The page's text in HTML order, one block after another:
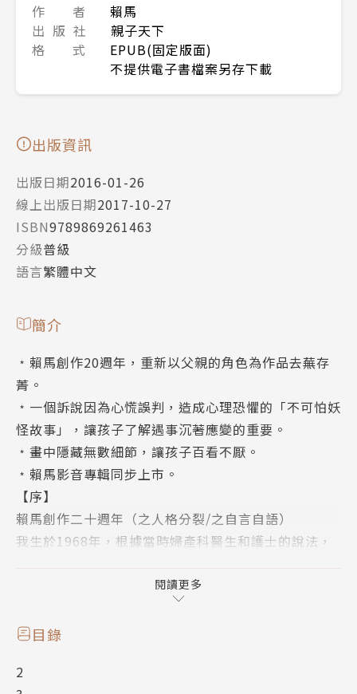
作 者
賴馬
出 版 社
親子天下
格 式
EPUB(固定版面)
不提供電子書檔案另存下載
出版資訊
出版日期2016-01-26
線上出版日期2017-10-27
ISBN9789869261463
分級普級
語言繁體中文
簡介
﹡賴馬創作20週年，重新以父親的角色為作品去蕪存
菁。
﹡一個訴說因為心慌誤判，造成心理恐懼的「不可怕妖
怪故事」，讓孩子了解遇事沉著應變的重要。
﹡畫中隱藏無數細節，讓孩子百看不厭。
﹡賴馬影音專輯同步上市。
【序】
賴馬創作二十週年（之人格分裂/之自言自語）
我生於1968年，根據當時婦產科醫生和護士的說法，
嘴含金畫筆、手握金色顏料。
（怎麼不是金湯匙和金飯碗咧？）（新一代的偉大畫家
誕生了！）
出來，跑去看電視或睡覺）
閱讀更多
目錄
2